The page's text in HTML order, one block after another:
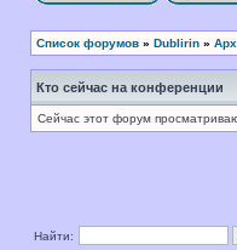
Список форумов » Dublirin »
Кто сейчас на конференции
Сейчас этот форум
Найти: